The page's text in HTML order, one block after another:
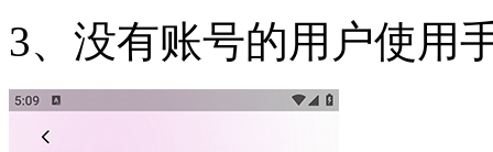
3、没有账号的用户使用